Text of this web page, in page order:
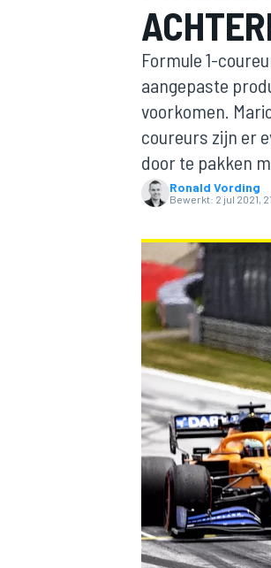
MOTOGP
INDYCAR
Formule 1-
aangepaste
voorkomen.
coureurs zijn er
door te pakken
Ronald Vording
Bewerkt: 2 jul 2021,